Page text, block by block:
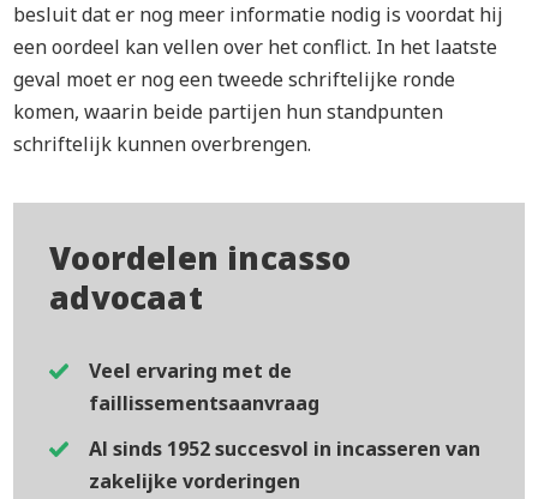
besluit dat er nog meer informatie nodig is voordat hij
een oordeel kan vellen over het conflict. In het laatste
geval moet er nog een tweede schriftelijke ronde
komen, waarin beide partijen hun standpunten
schriftelijk kunnen overbrengen.
Voordelen incasso
advocaat
Veel ervaring met de
faillissementsaanvraag
Al sinds 1952 succesvol in incasseren van
zakelijke vorderingen